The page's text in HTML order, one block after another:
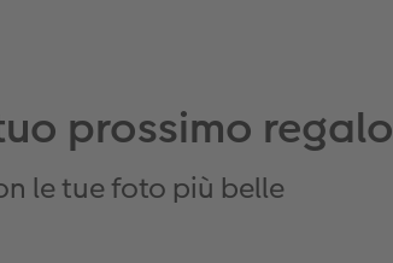
prossimo regalo
le tue foto più belle